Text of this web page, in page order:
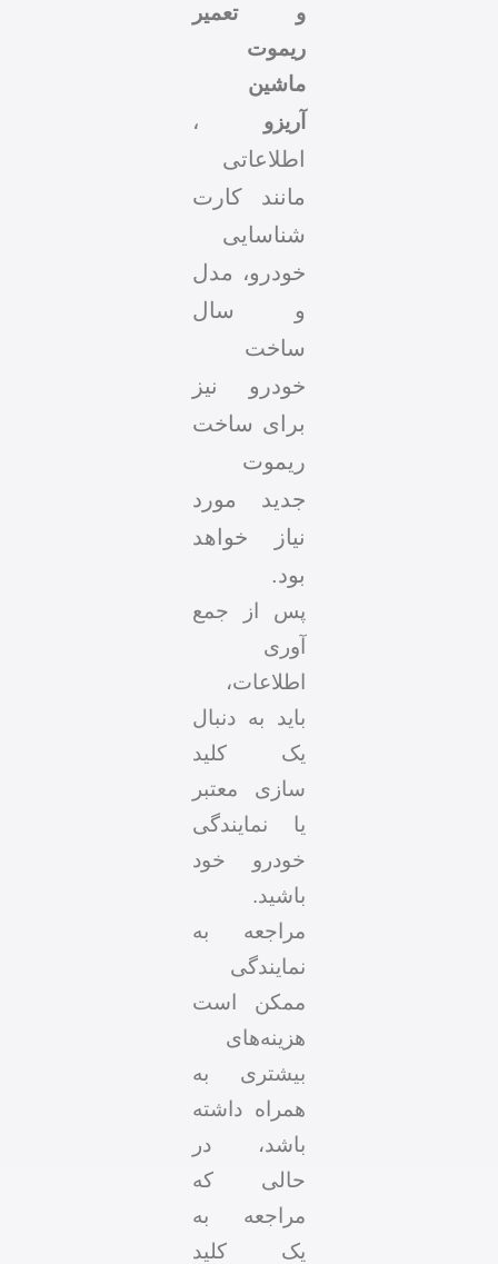
و تعمیر
ریموت
ماشین
آریزو
،
اطلاعاتی
مانند کارت
شناسایی
خودرو، مدل
و سال
ساخت
خودرو نیز
برای ساخت
ریموت
جدید مورد
نیاز خواهد
بود.
پس از جمع
آوری
اطلاعات،
باید به دنبال
یک کلید
سازی معتبر
یا نمایندگی
خودرو خود
باشید.
مراجعه به
نمایندگی
ممکن است
هزینه‌های
بیشتری به
همراه داشته
باشد، در
حالی که
مراجعه به
یک کلید